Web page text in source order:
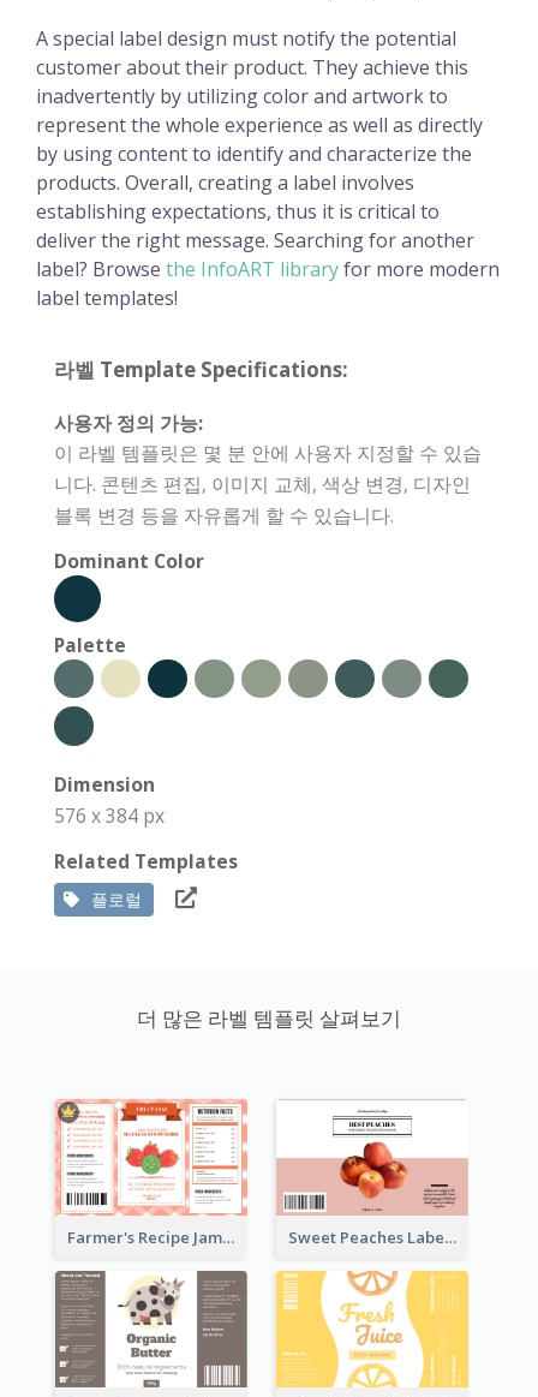
A special label design must notify the potential
customer about their product. They achieve this
inadvertently by utilizing color and artwork to
represent the whole experience as well as directly
by using content to identify and characterize the
products. Overall, creating a label involves
establishing expectations, thus it is critical to
deliver the right message. Searching for another
label? Browse the InfoART libraryfor more modern
label templates!
라벨 Template Specifications:
사용자 정의 가능:
이 라벨 템플릿은 몇 분 안에 사용자 지정할 수 있습
니다. 콘텐츠 편집, 이미지 교체, 색상 변경, 디자인
블록 변경 등을 자유롭게 할 수 있습니다.
Dominant Color
Palette
Dimension
576 x 384 px
Related Templates
플로럴
더 많은 라벨 템플릿 살펴보기
Farmer's Recipe Jam Label Sweet Peaches Label